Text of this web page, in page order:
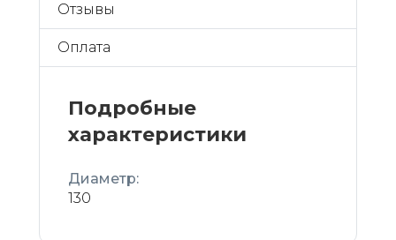
Отзывы
Оплата
Подробные
характеристики
Диаметр:
130